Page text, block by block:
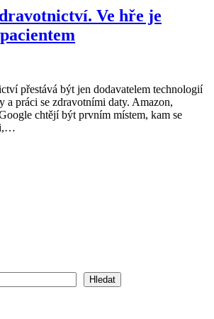
Ve hře je
přestává být jen dodavatelem technologií
a práci se zdravotními daty. Amazon,
chtějí být prvním místem, kam se
Hledat